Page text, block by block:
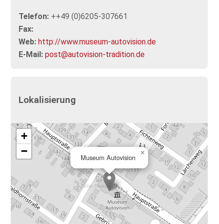
Telefon: ++49 (0)6205-307661
Fax:
Web: http://www.museum-autovision.de
E-Mail: post@autovision-tradition.de
Lokalisierung
Museum Autovision
×
+
−